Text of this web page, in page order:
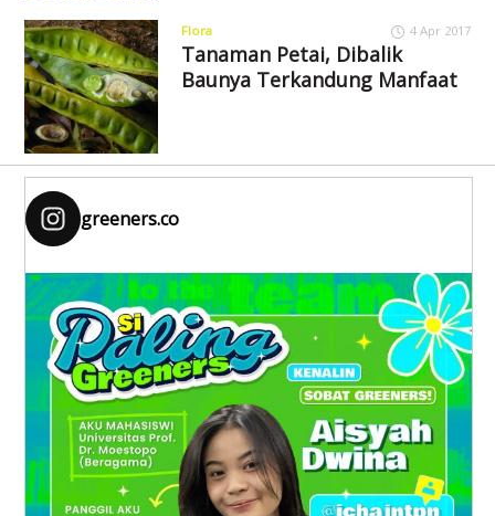
Flora 4 Apr 2017
Tanaman Petai, Dibalik
Baunya Terkandung Manfaat
greeners.co